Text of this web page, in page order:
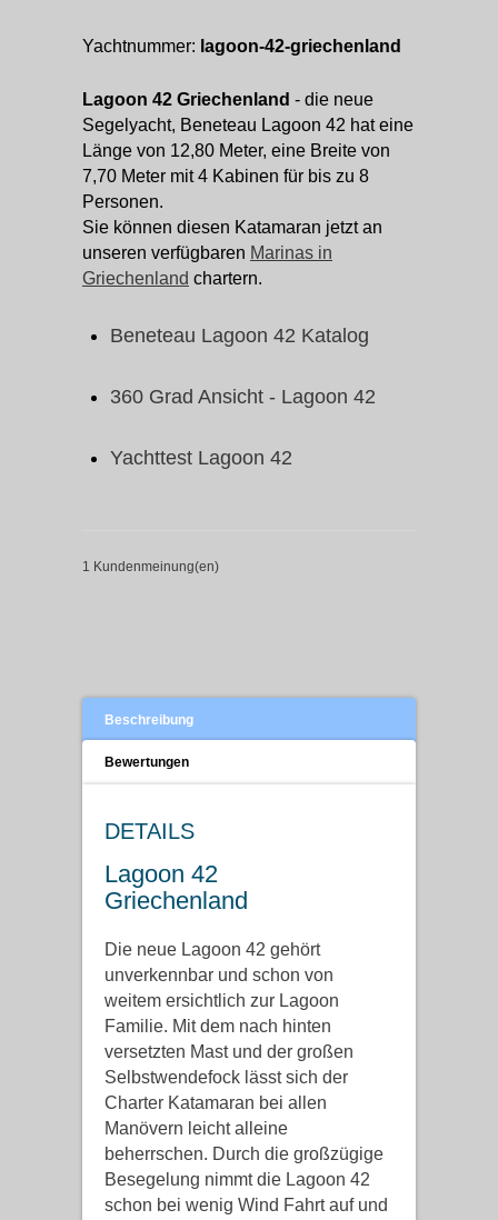
Yachtnummer: lagoon-42-griechenland
Lagoon 42 Griechenland - die neue
Segelyacht, Beneteau Lagoon 42 hat eine
Länge von 12,80 Meter, eine Breite von
7,70 Meter mit 4 Kabinen für bis zu 8
Personen.
Sie können diesen Katamaran jetzt an
unseren verfügbaren Marinas in
Griechenland chartern.
Beneteau Lagoon 42 Katalog
360 Grad Ansicht - Lagoon 42
Yachttest Lagoon 42
1 Kundenmeinung(en)
Beschreibung
Bewertungen
DETAILS
Lagoon 42
Griechenland
Die neue Lagoon 42 gehört
unverkennbar und schon von
weitem ersichtlich zur Lagoon
Familie. Mit dem nach hinten
versetzten Mast und der großen
Selbstwendefock lässt sich der
Charter Katamaran bei allen
Manövern leicht alleine
beherrschen. Durch die großzügige
Besegelung nimmt die Lagoon 42
schon bei wenig Wind Fahrt auf und